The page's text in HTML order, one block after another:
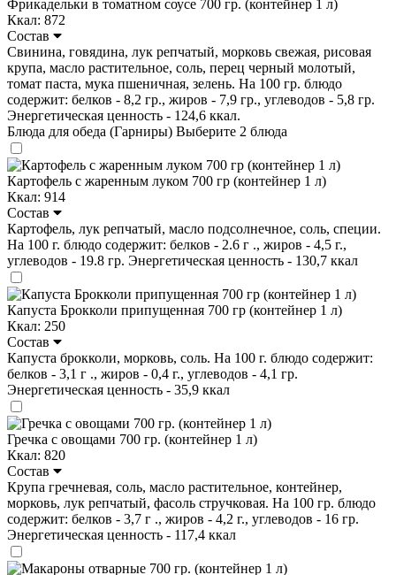
Фрикадельки в томатном соусе 700 гр. (контейнер 1 л)
Ккал: 872
Состав
Свинина, говядина, лук репчатый, морковь свежая, рисовая
крупа, масло растительное, соль, перец черный молотый,
томат паста, мука пшеничная, зелень. На 100 гр. блюдо
содержит: белков - 8,2 гр., жиров - 7,9 гр., углеводов - 5,8 гр.
Энергетическая ценность - 124,6 ккал.
Блюда для обеда (Гарниры) Выберите 2 блюда
Картофель с жаренным луком 700 гр (контейнер 1 л)
Ккал: 914
Состав
Картофель, лук репчатый, масло подсолнечное, соль, специи.
На 100 г. блюдо содержит: белков - 2.6 г ., жиров - 4,5 г.,
углеводов - 19.8 гр. Энергетическая ценность - 130,7 ккал
Капуста Брокколи припущенная 700 гр (контейнер 1 л)
Ккал: 250
Состав
Капуста брокколи, морковь, соль. На 100 г. блюдо содержит:
белков - 3,1 г ., жиров - 0,4 г., углеводов - 4,1 гр.
Энергетическая ценность - 35,9 ккал
Гречка с овощами 700 гр. (контейнер 1 л)
Ккал: 820
Состав
Крупа гречневая, соль, масло растительное, контейнер,
морковь, лук репчатый, фасоль стручковая. На 100 гр. блюдо
содержит: белков - 3,7 г ., жиров - 4,2 г., углеводов - 16 гр.
Энергетическая ценность - 117,4 ккал